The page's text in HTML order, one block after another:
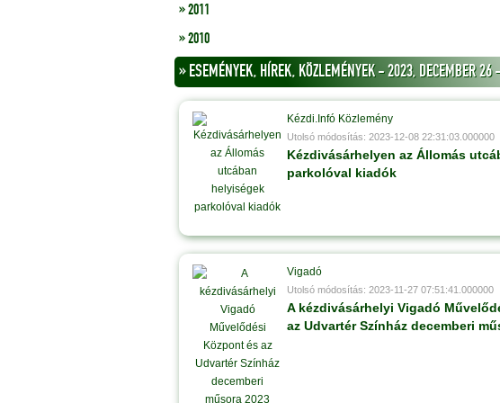
» 2011
» 2010
» ESEMÉNYEK, HÍREK, KÖZLEMÉNYEK - 2023, DECEMBER 26
Kézdi.Infó Közlemény
Utolsó módosítás: 2023-12-08 22:31:03.000000
Kézdivásárhelyen az Állomás
parkolóval kiadók
Vigadó
Utolsó módosítás: 2023-11-27 07:51:41.000000
A kézdivásárhelyi Vigadó
az Udvartér Színház decemberi